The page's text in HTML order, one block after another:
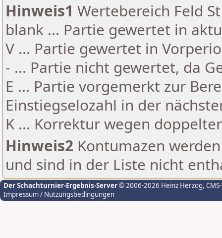
Hinweis1 Wertebereich Feld
blank ... Partie gewertet in
V ... Partie gewertet in
- ... Partie nicht gewertet, da
E ... Partie vorgemerkt zur
Einstiegselozahl in der
K ... Korrektur wegen
Hinweis2 Kontumazen
und sind in der Liste nicht
Der Schachturnier-Ergebnis-Server© 2006-2026 Heinz Herzog,
Impressum / Nutzungsbedingungen